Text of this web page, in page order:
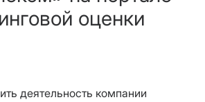
оценки
деятельность компании